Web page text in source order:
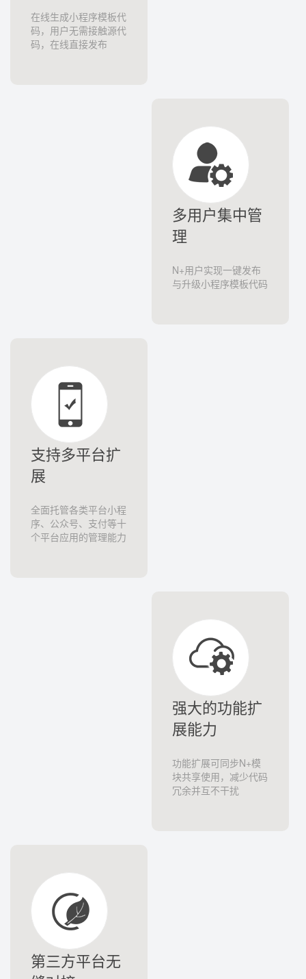
码，在线直接发布
多用户集中管
理
N+用户实现一键发布
支持多平台扩
展
全面托管各类平台小程
个平台应用的管理能力
强大的功能扩
展能力
功能扩展可同步N+模
冗余并互不干扰
第三方平台无
缝对接